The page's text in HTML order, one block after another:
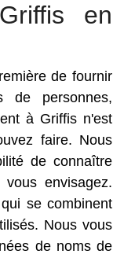
en
de fournir
de personnes,
à Griffis n'est
faire. Nous
de connaître
envisagez.
se combinent
Nous vous
de noms de